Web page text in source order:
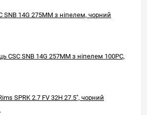
SNB 14G 275MM з ніпелем, чорний
CSC SNB 14G 257MM з ніпелем 100PC,
SPRK 2.7 FV 32H 27.5", чорний